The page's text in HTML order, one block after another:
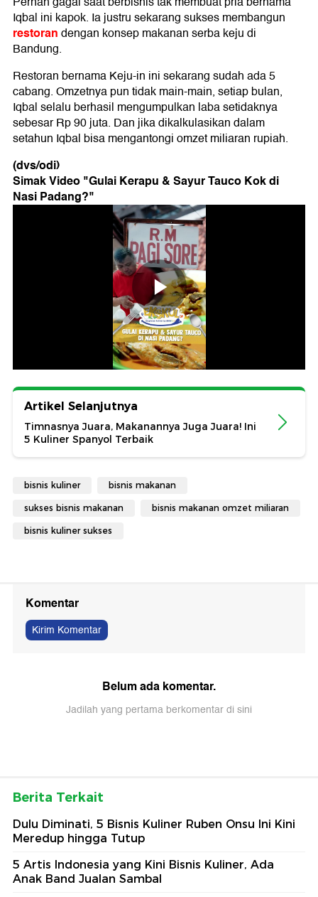
Iqbal ini kapok. Ia justru sekarang sukses membangun
restorandengan konsep makanan serba keju di
Bandung.
Restoran bernama Keju-in ini sekarang sudah ada 5
cabang. Omzetnya pun tidak main-main, setiap bulan,
Iqbal selalu berhasil mengumpulkan laba setidaknya
sebesar Rp 90 juta. Dan jika dikalkulasikan dalam
setahun Iqbal bisa mengantongi omzet miliaran rupiah.
(dvs/odi)
Simak Video "Gulai Kerapu & Sayur Tauco Kok di
Nasi Padang?"
Artikel Selanjutnya
Timnasnya Juara, Makanannya Juga Juara! Ini
5 Kuliner Spanyol Terbaik
bisnis kuliner bisnis makanan
sukses bisnis makanan bisnis makanan omzet miliaran
bisnis kuliner sukses
Komentar
Kirim Komentar
Belum ada komentar.
Jadilah yang pertama berkomentar di sini
Berita Terkait
Dulu Diminati, 5 Bisnis Kuliner Ruben Onsu Ini Kini
Meredup hingga Tutup
5 Artis Indonesia yang Kini Bisnis Kuliner, Ada
Anak Band Jualan Sambal